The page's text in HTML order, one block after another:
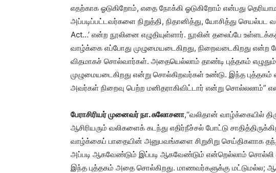
எதற்காக ஓடுகிறோம், எதை நோக்கி ஓடுகிறோம் என்பது
அப்படிப்பட்டவர்களை நிறுத்தி, நிதானித்து, யோசித்து செயல்பட
Act…’ என்ற நூலினை எழுதியுள்ளார். நூலின் தலைப்பே
வாழ்க்கை எப்போது முழுமையடைகிறது, நிறைவடைகிறது என்ற
விதமாகச் சொல்வார்கள். அதையெல்லாம் தாண்டி புத்தகம்
முழுமையடைகிறது என்று சொல்கிறவர்கள் உண்டு. இந்த புத்தகம்
அவர்கள் நிறைவு பெற்ற மனிதராகிவிட்டார் என்று சொல்லலாம்”
பேராசிரியர் முனைவர் நா. சுலோசனா,‘‘வலிதான் வாழ்க்கையில்
ஆசிரியரும் வலிகளைக் கடந்து எதிர்நீச்சல் போட்டு
வாழ்க்கைப் பாதையின் அனுபவங்களை சிறுசிறு செய்திகளாக
அப்படி ஆகவேண்டும் இப்படி ஆகவேண்டும் என்றெல்லாம்
இந்த புத்தகம் அதை சொல்கிறது. மாணவர்களுக்கு மட்டுமல்ல;